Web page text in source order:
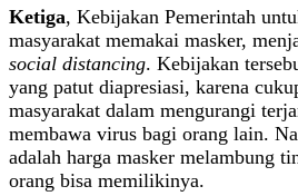
Ketiga, Kebijakan Pemerintah
masyarakat memakai masker,
social distancing. Kebijakan
yang patut diapresiasi, karena
masyarakat dalam mengurangi
membawa virus bagi orang lain.
adalah harga masker melambung
orang bisa memilikinya.